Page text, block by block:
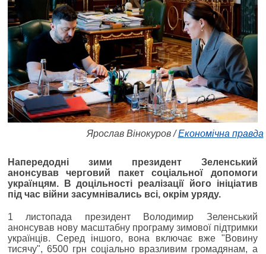
Ярослав Вінокуров /Економічна правда
Напередодні зими президент Зеленський
анонсував черговий пакет соціальної допомоги
українцям. В доцільності реалізації його ініціатив
під час війни засумнівались всі, окрім уряду.
1 листопада президент Володимир Зеленський
анонсував нову масштабну програму зимової підтримки
українців. Серед іншого, вона включає вже "Вовину
тисячу", 6500 грн соціально вразливим громадянам, а